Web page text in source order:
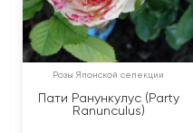
Розы Японской селекции
Пати Ранункулус (Party
Ranunculus)